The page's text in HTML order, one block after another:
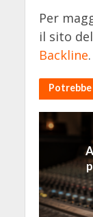
Per
il sito
Backline.